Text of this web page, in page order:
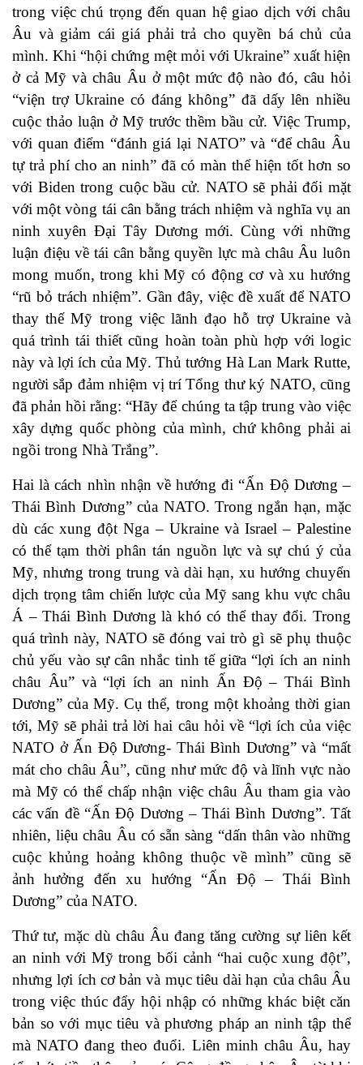
trong việc chú trọng đến quan hệ giao dịch với châu
Âu và giảm cái giá phải trả cho quyền bá chủ của
mình. Khi “hội chứng mệt mỏi với Ukraine” xuất hiện
ở cả Mỹ và châu Âu ở một mức độ nào đó, câu hỏi
“viện trợ Ukraine có đáng không” đã dấy lên nhiều
cuộc thảo luận ở Mỹ trước thềm bầu cử. Việc Trump,
với quan điểm “đánh giá lại NATO” và “để châu Âu
tự trả phí cho an ninh” đã có màn thể hiện tốt hơn so
với Biden trong cuộc bầu cử. NATO sẽ phải đối mặt
với một vòng tái cân bằng trách nhiệm và nghĩa vụ an
ninh xuyên Đại Tây Dương mới. Cùng với những
luận điệu về tái cân bằng quyền lực mà châu Âu luôn
mong muốn, trong khi Mỹ có động cơ và xu hướng
“rũ bỏ trách nhiệm”. Gần đây, việc đề xuất để NATO
thay thế Mỹ trong việc lãnh đạo hỗ trợ Ukraine và
quá trình tái thiết cũng hoàn toàn phù hợp với logic
này và lợi ích của Mỹ. Thủ tướng Hà Lan Mark Rutte,
người sắp đảm nhiệm vị trí Tổng thư ký NATO, cũng
đã phản hồi rằng: “Hãy để chúng ta tập trung vào việc
xây dựng quốc phòng của mình, chứ không phải ai
ngồi trong Nhà Trắng”.
Hai là cách nhìn nhận về hướng đi “Ấn Độ Dương –
Thái Bình Dương” của NATO. Trong ngắn hạn, mặc
dù các xung đột Nga – Ukraine và Israel – Palestine
có thể tạm thời phân tán nguồn lực và sự chú ý của
Mỹ, nhưng trong trung và dài hạn, xu hướng chuyển
dịch trọng tâm chiến lược của Mỹ sang khu vực châu
Á – Thái Bình Dương là khó có thể thay đổi. Trong
quá trình này, NATO sẽ đóng vai trò gì sẽ phụ thuộc
chủ yếu vào sự cân nhắc tinh tế giữa “lợi ích an ninh
châu Âu” và “lợi ích an ninh Ấn Độ – Thái Bình
Dương” của Mỹ. Cụ thể, trong một khoảng thời gian
tới, Mỹ sẽ phải trả lời hai câu hỏi về “lợi ích của việc
NATO ở Ấn Độ Dương- Thái Bình Dương” và “mất
mát cho châu Âu”, cũng như mức độ và lĩnh vực nào
mà Mỹ có thể chấp nhận việc châu Âu tham gia vào
các vấn đề “Ấn Độ Dương – Thái Bình Dương”. Tất
nhiên, liệu châu Âu có sẵn sàng “dấn thân vào những
cuộc khủng hoảng không thuộc về mình” cũng sẽ
ảnh hưởng đến xu hướng “Ấn Độ – Thái Bình
Dương” của NATO.
Thứ tư, mặc dù châu Âu đang tăng cường sự liên kết
an ninh với Mỹ trong bối cảnh “hai cuộc xung đột”,
nhưng lợi ích cơ bản và mục tiêu dài hạn của châu Âu
trong việc thúc đẩy hội nhập có những khác biệt căn
bản so với mục tiêu và phương pháp an ninh tập thể
mà NATO đang theo đuổi. Liên minh châu Âu, hay